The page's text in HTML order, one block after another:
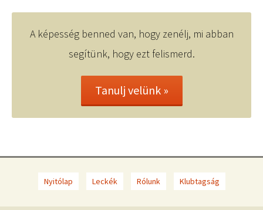
A képesség benned van, hogy zenélj, mi abban
segítünk, hogy ezt felismerd.
Tanulj velünk »
Nyitólap Leckék Rólunk Klubtagság